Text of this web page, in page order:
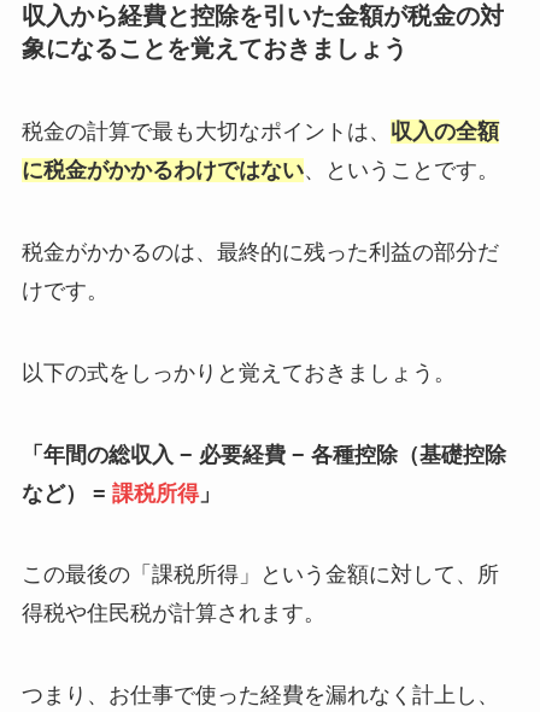
収入から経費と控除を引いた金額が税金の対
象になることを覚えておきましょう
税金の計算で最も大切なポイントは、 収入の全額
に税金がかかるわけではない、ということです。
税金がかかるのは、最終的に残った利益の部分だ
けです。
以下の式をしっかりと覚えておきましょう。
「年間の総収入 − 必要経費 − 各種控除（基礎控除
など） = 課税所得」
この最後の「課税所得」という金額に対して、所
得税や住民税が計算されます。
つまり、お仕事で使った経費を漏れなく計上し、